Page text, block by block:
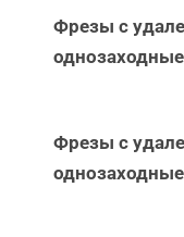
Фрезы с
Фрезы с